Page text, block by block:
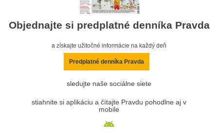
Objednajte si predplatné denníka Pravda
a získajte užitočné informácie na každý deň
Predplatné denníka Pravda
sledujte naše sociálne siete
stiahnite si aplikáciu a čítajte Pravdu pohodlne aj v
mobile